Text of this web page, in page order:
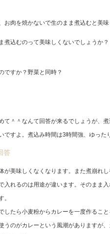
お肉を焼かないで生のまま煮込むと美
煮込むのって美味しくないでしょうか？
ですか？野菜と同時？
て＾＾なんて回答が来るでしょうが、
ですよ。煮込み時間は3時間強、ゆった
答
が美味しくなくなります。また煮崩れし
入れるのは用途が違います。そのまま入
。
したら小麦粉からカレーを一度作ること
うのがカレーという風潮がありますが